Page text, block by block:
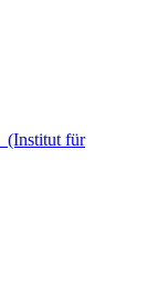
(Institut für